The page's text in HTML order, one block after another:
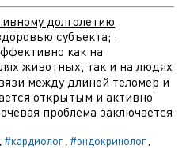
долголетию
субъекта; ·
как на
животных, так и на людях
между длиной теломер и
открытым и активно
проблема заключается
#кардиолог, #эндокринолог,